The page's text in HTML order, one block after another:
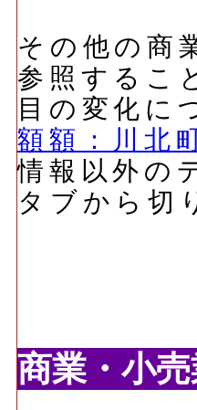
その他の商
参照するこ
目の変化に
額額：川北
情報以外の
タブから切
商業・小売